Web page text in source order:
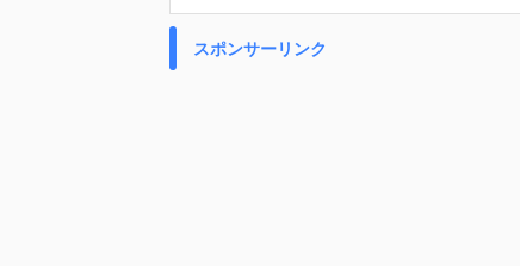
スポンサーリンク